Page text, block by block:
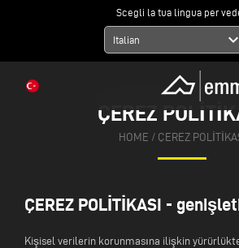
Scegli la tua lingua per
Italian expand_more
ÇEREZ
HOME / ÇEREZ
ÇEREZ POLİTİKASI -
Kişisel verilerin korunmasına ilişkin